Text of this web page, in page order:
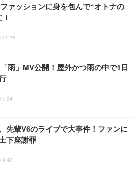
ァッションに身を包んで“オトナの
11:18
雨」MV公開！屋外かつ雨の中で1日
先輩V6のライブで大事件！ファンに
下座謝罪
8:40